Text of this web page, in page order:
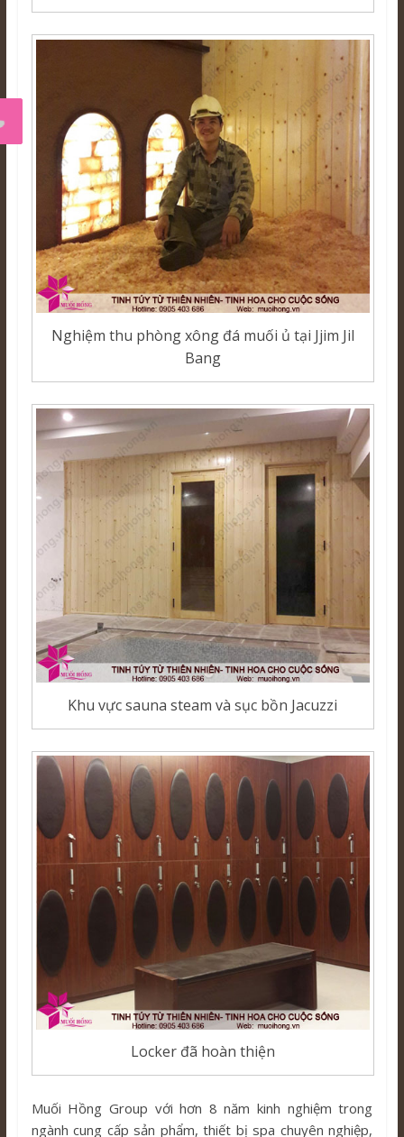
Nghiệm thu phòng xông đá muối ủ tại Jjim Jil
Bang
Khu vực sauna steam và sục bồn Jacuzzi
Locker đã hoàn thiện
Muối Hồng Group với hơn 8 năm kinh nghiệm trong
ngành cung cấp sản phẩm, thiết bị spa chuyên nghiệp,